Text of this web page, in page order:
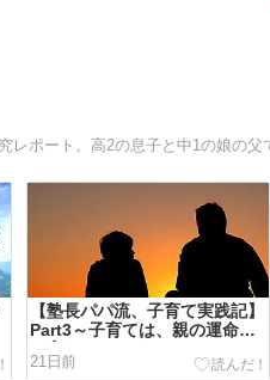
【塾長パパ流、子育て実践記】
Part3～子育ては、親の運命を
も変える～
21日前